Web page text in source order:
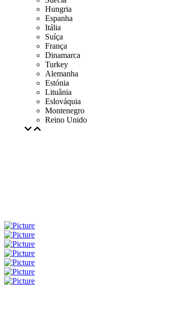
Hungria
Espanha
Itália
Suíça
França
Dinamarca
Turkey
Alemanha
Estónia
Lituânia
Eslováquia
Montenegro
Reino Unido